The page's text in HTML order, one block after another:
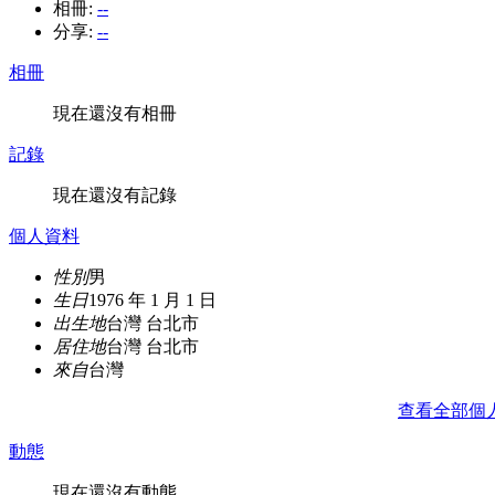
相冊: --
分享: --
相冊
現在還沒有相冊
記錄
現在還沒有記錄
個人資料
性別男
生日1976 年 1 月 1 日
出生地台灣 台北市
居住地台灣 台北市
來自台灣
查看全部個
動態